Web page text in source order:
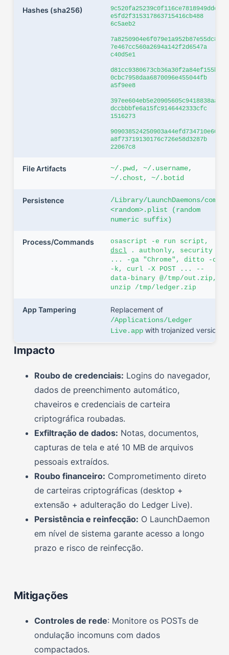
Hashes (sha256)
9c520fa25239c0f116ce7818949ddc
e5fd2f315317863715416cb488
6c5aeb2
7a8250904e6f079e1a952b87e55dc8
7e467cc560a2694a142f2d6547a
c40d5e1
d81cc9380673cb36a30f2a84ef155b
0cbc7958daa6870096e455044fb
a5f9ee8
397ee604eb5e20905605c9418838aa
dccbbbfe6a15fc9146442333cfc
1516273
909038524250903a44efd734710e60
a8f73719130176c726e58d3287b
22067c8
File Artifacts
~/.pwd, ~/.username,
~/.chost, ~/.botid
Persistence
/Library/LaunchDaemons/com.
<random>.plist (random
numeric suffix)
Process/Commands
osascript -e run script,
dscl . authonly, security
... -ga "Chrome", ditto -c
-k, curl -X POST ... --
data-binary @/tmp/out.zip,
unzip /tmp/ledger.zip
App Tampering Replacement of
/Applications/Ledger
Live.app with trojanized version
Impacto
Roubo de credenciais: Logins do navegador,
dados de preenchimento automático,
chaveiros e credenciais de carteira
criptográfica roubadas.
Exfiltração de dados: Notas, documentos,
capturas de tela e até 10 MB de arquivos
pessoais extraídos.
Roubo financeiro: Comprometimento direto
de carteiras criptográficas (desktop +
extensão + adulteração do Ledger Live).
Persistência e reinfecção: O LaunchDaemon
em nível de sistema garante acesso a longo
prazo e risco de reinfecção.
Mitigações
Controles de rede: Monitore os POSTs de
ondulação incomuns com dados
compactados.